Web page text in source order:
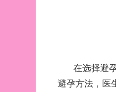
在选择避
避孕方法，医